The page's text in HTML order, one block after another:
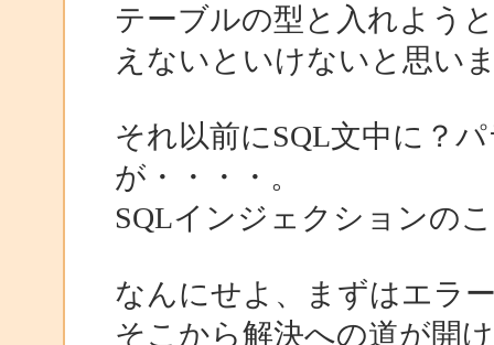
テーブルの型と入れよう
えないといけないと思い
それ以前にSQL文中に？
が・・・・。
SQLインジェクションの
なんにせよ、まずはエラ
そこから解決への道が開